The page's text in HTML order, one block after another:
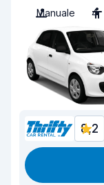
Manuale
4
8,2